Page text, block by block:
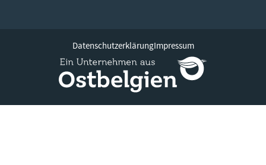
DatenschutzerklärungImpressum